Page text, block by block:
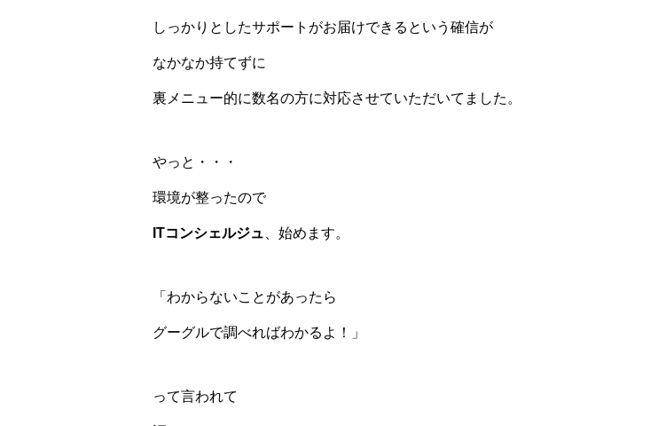
しっかりとしたサポートがお届けできるという確信が
なかなか持てずに
裏メニュー的に数名の方に対応させていただいてました。
やっと・・・
環境が整ったので
ITコンシェルジュ 、始めます。
「わからないことがあったら
グーグルで調べればわかるよ！」
って言われて